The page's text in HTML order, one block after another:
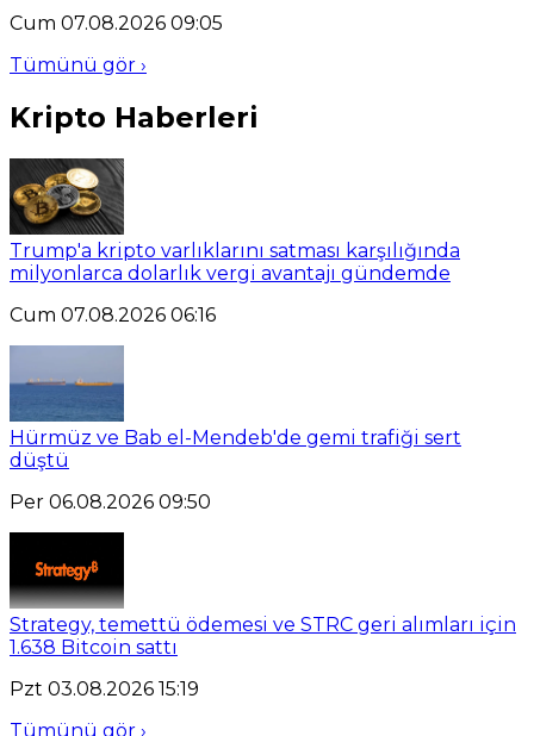
Cum 07.08.2026 09:05
Tümünü gör ›
Kripto Haberleri
Trump'a kripto varlıklarını satması karşılığında
milyonlarca dolarlık vergi avantajı gündemde
Cum 07.08.2026 06:16
Hürmüz ve Bab el-Mendeb'de gemi trafiği sert
düştü
Per 06.08.2026 09:50
Strategy, temettü ödemesi ve STRC geri alımları için
1.638 Bitcoin sattı
Pzt 03.08.2026 15:19
Tümünü gör ›